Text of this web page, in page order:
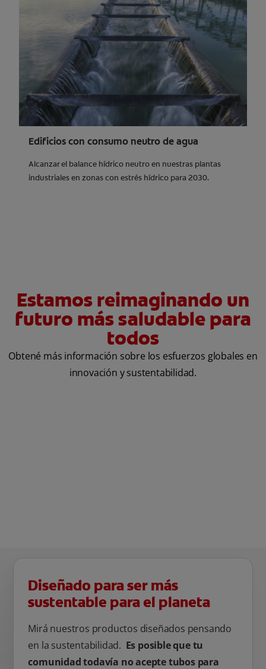
Edificios con consumo neutro de agua
Alcanzar el balance hídrico neutro en nuestras plantas
industriales en zonas con estrés hídrico para 2030.
Estamos reimaginando un
futuro más saludable para
todos
Obtené más información sobre los esfuerzos globales en
innovación y sustentabilidad.
Diseñado para ser más
sustentable para el planeta
Mirá nuestros productos diseñados pensando
en la sustentabilidad. Es posible que tu
comunidad todavía no acepte tubos para